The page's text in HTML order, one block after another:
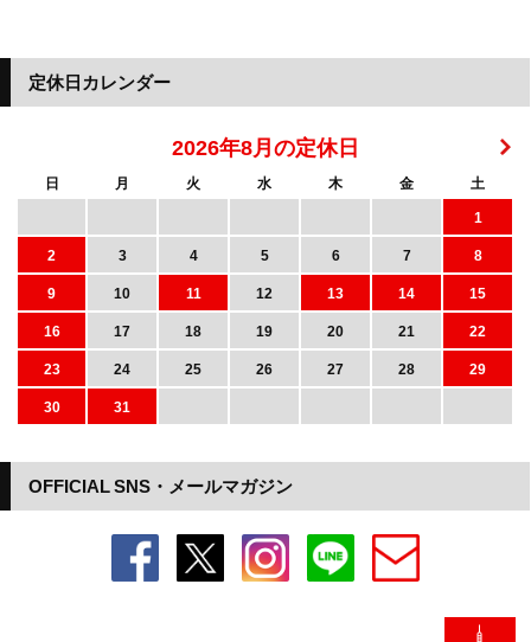
OFFICIAL SNS・メールマガジン
定休日カレンダー
2026年8月の定休日
日 月 火 水 木 金
土
1
2
3 4 5 6 7
8
9
10 11 12 13 14
15
16
17 18 19 20 21
22
23
24 25 26 27 28
29
30
31